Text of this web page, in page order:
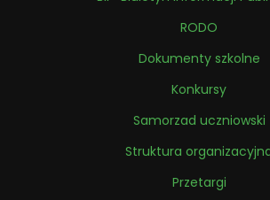
RODO
Dokumenty szkolne
Konkursy
Samorzad uczniowski
Struktura
Przetargi